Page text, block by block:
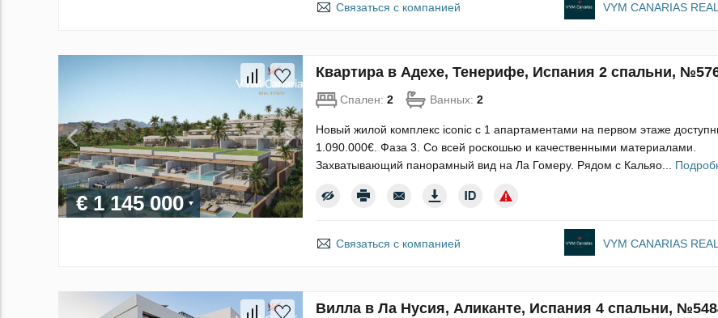
Связаться с компанией VYM CANARIAS
€ 1 145 000
Квартира в Адехе, Тенерифе, Испания 2 спальни,
Спален: 2 Ванных: 2
Новый жилой комплекс iconic с 1 апартаментами на первом этаже
1.090.000€. Фаза 3. Со всей роскошью и качественными материалами.
Захватывающий панорамный вид на Ла Гомеру. Рядом с Кальяо...
Связаться с компанией VYM CANARIAS
Вилла в Ла Нусия, Аликанте, Испания 4 спальни,